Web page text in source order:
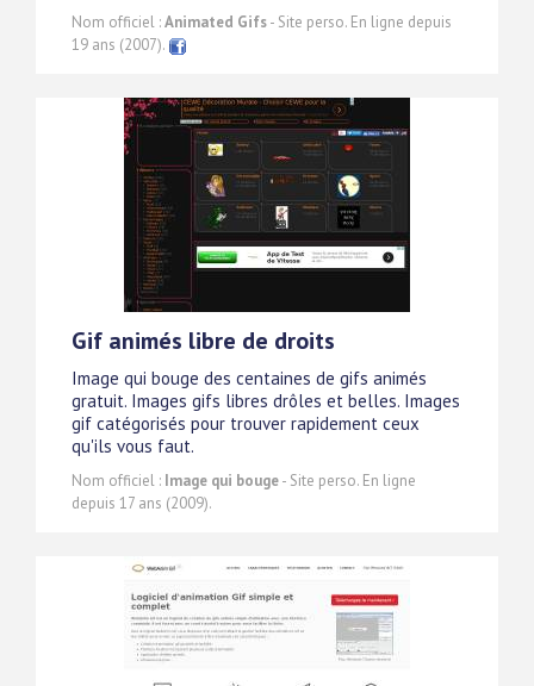
Nom officiel :Animated Gifs- Site perso. En ligne depuis
19 ans (2007).
Gif animés libre de droits
Image qui bouge des centaines de gifs animés
gratuit. Images gifs libres drôles et belles. Images
gif catégorisés pour trouver rapidement ceux
qu'ils vous faut.
Nom officiel : Image qui bouge- Site perso. En ligne
depuis 17 ans (2009).